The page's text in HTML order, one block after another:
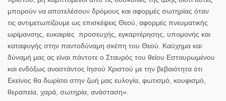
μπορούν να αποτελέσουν δρόμους και αφορμές σωτηρίας όταν
τις αντιμετωπίζουμε ως επισκέψεις Θεού, αφορμές πνευματικής
ωρίμανσης, ευκαιρίες προσευχής, εγκαρτέρησης, υπομονής και
καταφυγής στην παντοδύναμη σκέπη του Θεού. Καύχημα και
δύναμή μας ας είναι πάντοτε ο Σταυρός του θείου Εσταυρωμένου
και ενδόξως αναστάντος Ιησού Χριστού με την βεβαιότητα ότι
Εκείνος θα δωρίσει στην ζωή μας ευλογία, φωτισμό, κουφισμό,
θεραπεία, χαρά, σωτηρία, ανάσταση».